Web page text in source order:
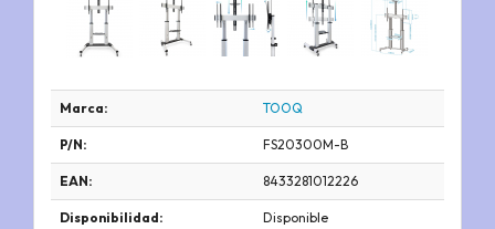
Marca: TOOQ
P/N: FS20300M-B
EAN: 8433281012226
Disponibilidad: Disponible